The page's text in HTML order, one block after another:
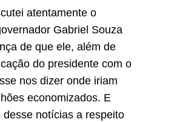
atentamente o
Gabriel Souza
de que ele, além de
do presidente com o
nos dizer onde iriam
economizados. E
notícias a respeito